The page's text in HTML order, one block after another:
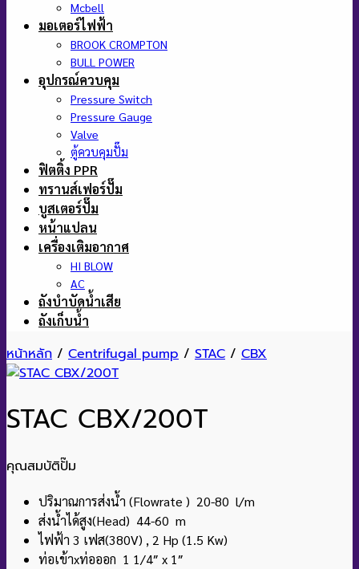
Mcbell
มอเตอร์ไฟฟ้า
BROOK CROMPTON
BULL POWER
อุปกรณ์ควบคุม
Pressure Switch
Pressure Gauge
Valve
ตู้ควบคุมปั๊ม
ฟิตติ้ง PPR
ทรานส์เฟอร์ปั๊ม
บูสเตอร์ปั๊ม
หน้าแปลน
เครื่องเติมอากาศ
HI BLOW
AC
ถังบำบัดน้ำเสีย
ถังเก็บน้ำ
หน้าหลัก / Centrifugal pump / STAC / CBX
STAC CBX/200T
คุณสมบัติปั๊ม
ปริมาณการส่งน้ำ (Flowrate ) 20-80 l/m
ส่งน้ำได้สูง(Head) 44-60 m
ไฟฟ้า 3 เฟส(380V) , 2 Hp (1.5 Kw)
ท่อเข้าxท่อออก 1 1/4″ x 1″